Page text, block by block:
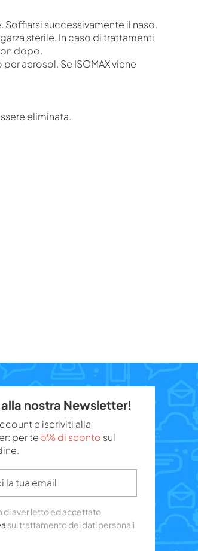
successivamente il naso.
sterile. In caso di trattamenti
dopo.
aerosol. Se ISOMAX viene
eliminata.
nostra Newsletter!
e iscriviti alla
per te 5% di sconto sul
di aver letto ed accettato
sul trattamento dei dati personali